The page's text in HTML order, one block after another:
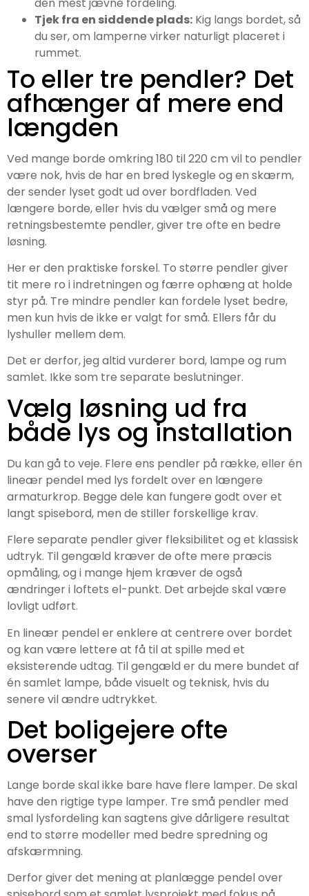
Tjek fra en siddende plads: Kig langs bordet, så
du ser, om lamperne virker naturligt placeret i
rummet.
To eller tre pendler? Det
afhænger af mere end
længden
Ved mange borde omkring 180 til 220 cm vil to pendler
være nok, hvis de har en bred lyskegle og en skærm,
der sender lyset godt ud over bordfladen. Ved
længere borde, eller hvis du vælger små og mere
retningsbestemte pendler, giver tre ofte en bedre
løsning.
Her er den praktiske forskel. To større pendler giver
tit mere ro i indretningen og færre ophæng at holde
styr på. Tre mindre pendler kan fordele lyset bedre,
men kun hvis de ikke er valgt for små. Ellers får du
lyshuller mellem dem.
Det er derfor, jeg altid vurderer bord, lampe og rum
samlet. Ikke som tre separate beslutninger.
Vælg løsning ud fra
både lys og installation
Du kan gå to veje. Flere ens pendler på række, eller én
lineær pendel med lys fordelt over en længere
armaturkrop. Begge dele kan fungere godt over et
langt spisebord, men de stiller forskellige krav.
Flere separate pendler giver fleksibilitet og et klassisk
udtryk. Til gengæld kræver de ofte mere præcis
opmåling, og i mange hjem kræver de også
ændringer i loftets el-punkt. Det arbejde skal være
lovligt udført.
En lineær pendel er enklere at centrere over bordet
og kan være lettere at få til at spille med et
eksisterende udtag. Til gengæld er du mere bundet af
én samlet lampe, både visuelt og teknisk, hvis du
senere vil ændre udtrykket.
Det boligejere ofte
overser
Lange borde skal ikke bare have flere lamper. De skal
have den rigtige type lamper. Tre små pendler med
smal lysfordeling kan sagtens give dårligere resultat
end to større modeller med bedre spredning og
afskærmning.
Derfor giver det mening at planlægge pendel over